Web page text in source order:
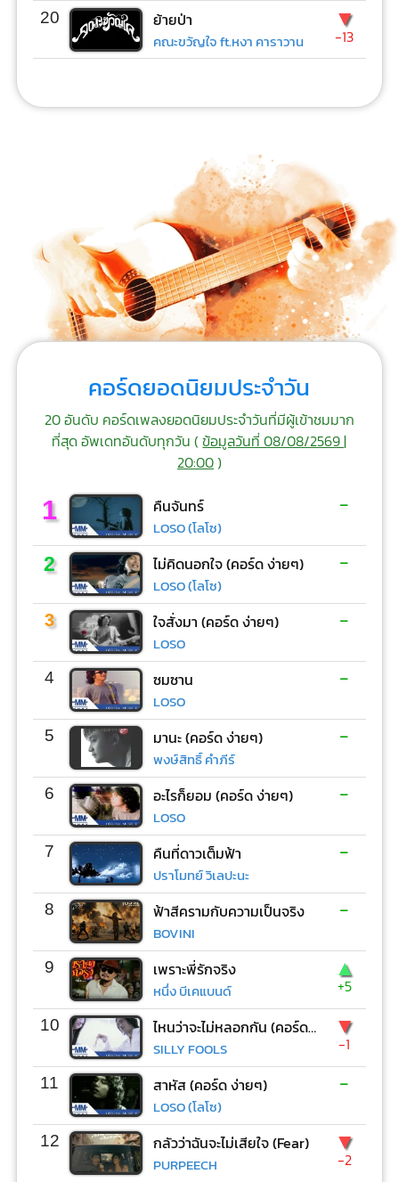
20 ย้ายป่า
คณะขวัญใจ ft.หงา คาราวาน
▼
-13
คอร์ดยอดนิยมประจำวัน
20 อันดับ คอร์ดเพลงยอดนิยมประจำวันที่มีผู้เข้าชมมาก
ที่สุด อัพเดทอันดับทุกวัน (ข้อมูลวันที่ 08/08/2569 |
20:00)
1 คืนจันทร์
LOSO (โลโซ)
-
2 ไม่คิดนอกใจ (คอร์ด ง่ายๆ)
LOSO (โลโซ)
-
3 ใจสั่งมา (คอร์ด ง่ายๆ)
LOSO
-
4 ซมซาน
LOSO
-
5 มานะ (คอร์ด ง่ายๆ)
พงษ์สิทธิ์ คำภีร์
-
6 อะไรก็ยอม (คอร์ด ง่ายๆ)
LOSO
-
7 คืนที่ดาวเต็มฟ้า
ปราโมทย์ วิเลปะนะ
-
8 ฟ้าสีครามกับความเป็นจริง
BOVINI
-
9 เพราะพี่รักจริง
หนึ่ง บีเคแบนด์
▲
+5
10 ไหนว่าจะไม่หลอกกัน (คอร์ด ง่ายๆ)
SILLY FOOLS
▼
-1
11 สาหัส (คอร์ด ง่ายๆ)
LOSO (โลโซ)
-
12 กลัวว่าฉันจะไม่เสียใจ (Fear)
PURPEECH
▼
-2